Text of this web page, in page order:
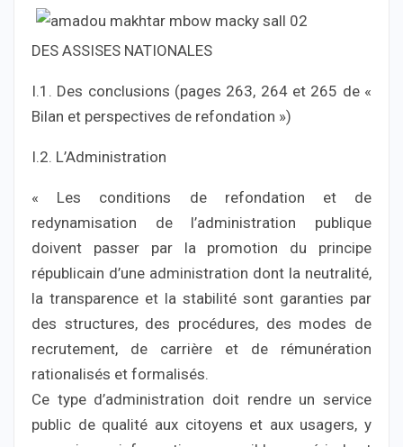
DES ASSISES NATIONALES
I.1. Des conclusions (pages 263, 264 et 265 de «
Bilan et perspectives de refondation »)
I.2. L’Administration
« Les conditions de refondation et de
redynamisation de l’administration publique
doivent passer par la promotion du principe
républicain d’une administration dont la neutralité,
la transparence et la stabilité sont garanties par
des structures, des procédures, des modes de
recrutement, de carrière et de rémunération
rationalisés et formalisés.
Ce type d’administration doit rendre un service
public de qualité aux citoyens et aux usagers, y